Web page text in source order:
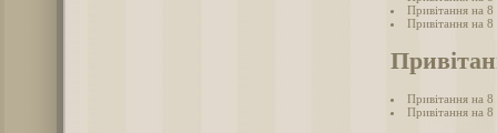
Привітання на 8
Привітання на 8
Привітання на 8
Привітання на 8